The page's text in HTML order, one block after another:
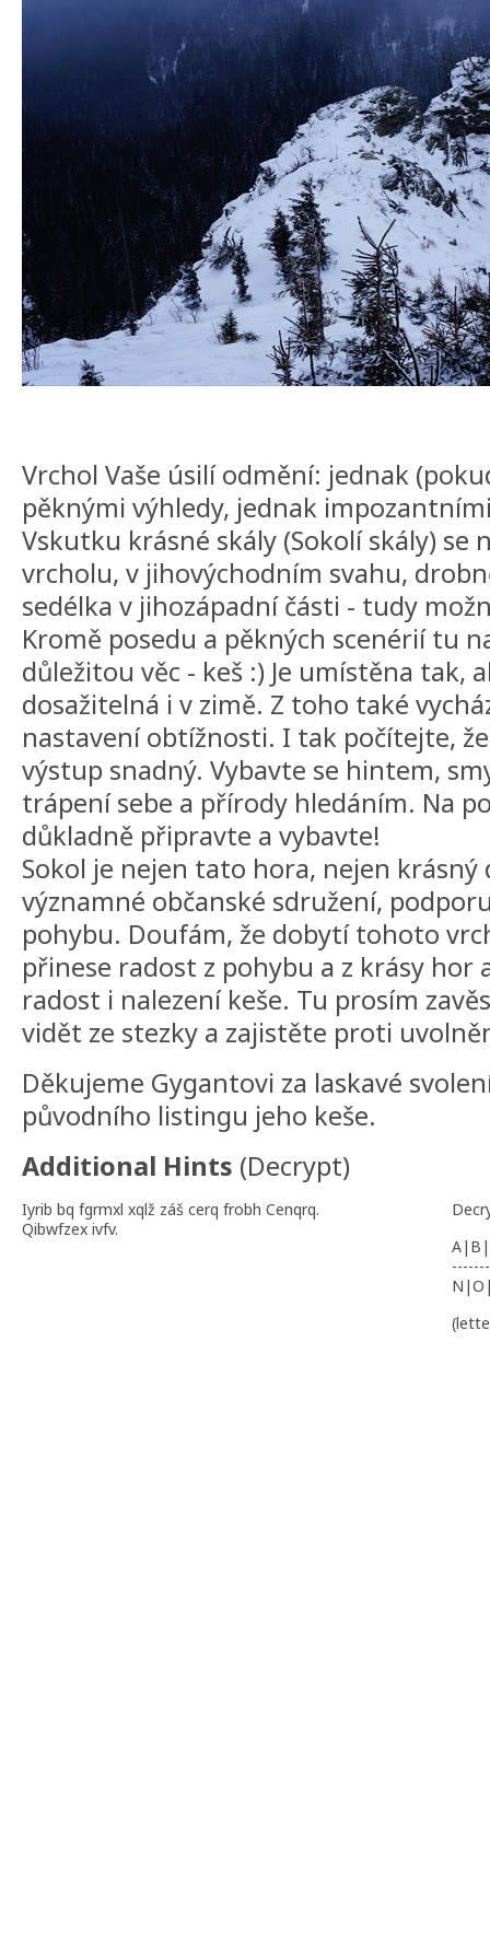
Vrchol Vaše úsilí odmění: jednak
pěknými výhledy, jednak
Vskutku krásné skály (Sokolí skály) se
vrcholu, v jihovýchodním svahu,
sedélka v jihozápadní části - tudy
Kromě posedu a pěkných scenérií tu
důležitou věc - keš :) Je umístěna tak,
dosažitelná i v zimě. Z toho také
nastavení obtížnosti. I tak počítejte,
výstup snadný. Vybavte se hintem,
trápení sebe a přírody hledáním. Na
důkladně připravte a vybavte!
Sokol je nejen tato hora, nejen krásný
významné občanské sdružení,
pohybu. Doufám, že dobytí tohoto
přinese radost z pohybu a z krásy hor
radost i nalezení keše. Tu prosím
vidět ze stezky a zajistěte proti
Děkujeme Gygantovi za laskavé
původního listingu jeho keše.
Additional Hints (Decrypt)
Iyrib bq fgrmxl xqlž záš cerq frobh Cenqrq.
Qibwfzex ivfv.